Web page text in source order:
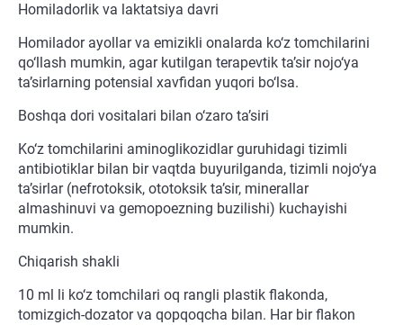
Homiladorlik va laktatsiya davri
Homilador ayollar va emizikli onalarda ko‘z tomchilarini
qo‘llash mumkin, agar kutilgan terapevtik ta’sir nojo‘ya
ta’sirlarning potensial xavfidan yuqori bo‘lsa.
Boshqa dori vositalari bilan o‘zaro ta’siri
Ko‘z tomchilarini aminoglikozidlar guruhidagi tizimli
antibiotiklar bilan bir vaqtda buyurilganda, tizimli nojo‘ya
ta’sirlar (nefrotoksik, ototoksik ta’sir, minerallar
almashinuvi va gemopoezning buzilishi) kuchayishi
mumkin.
Chiqarish shakli
10 ml li ko‘z tomchilari oq rangli plastik flakonda,
tomizgich-dozator va qopqoqcha bilan. Har bir flakon